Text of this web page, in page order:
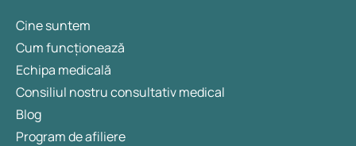
Cine suntem
Cum funcționează
Echipa medicală
Consiliul nostru consultativ medical
Blog
Program de afiliere